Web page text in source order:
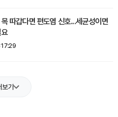
따갑다면 편도염 신호...세균성이면
17:29
보기